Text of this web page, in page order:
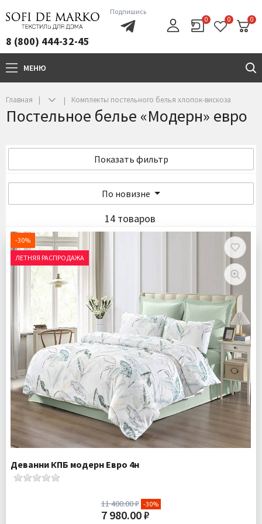
8 (800) 444-32-45
Подпишись
0 0 0
МЕНЮ
+7(800)444-32-45
Главная Комплекты постельного белья хлопок-вискоза
Постельное белье «Модерн» евро
Показать фильтр
По новизне
14 товаров
-30%
ЛЕТНЯЯ РАСПРОДАЖА
Деванни КПБ модерн Евро 4н
11 400.00 ₽ -30%
7 980.00 ₽